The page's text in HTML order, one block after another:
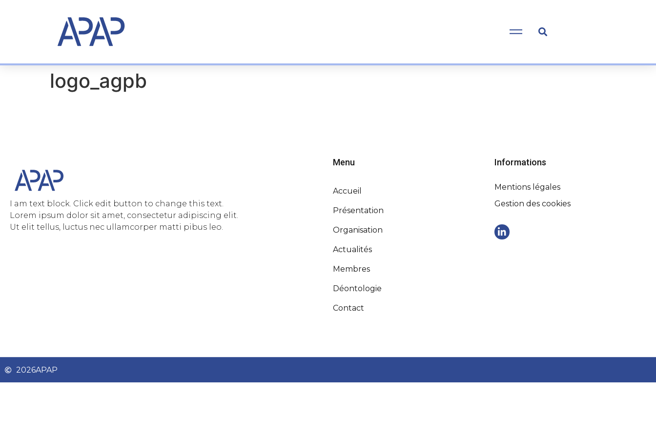
logo_agpb
I am text block. Click edit button to change this text.
Lorem ipsum dolor sit amet, consectetur adipiscing elit.
Ut elit tellus, luctus nec ullamcorper matti pibus leo.
Menu
Accueil
Présentation
Organisation
Actualités
Membres
Déontologie
Contact
Informations
Mentions légales
Gestion des cookies
2026APAP